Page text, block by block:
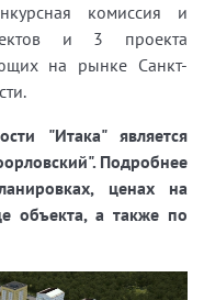
комиссия и
и 3 проекта
на рынке Санкт-
"Итака" является
Подробнее
ценах на
объекта, а также по